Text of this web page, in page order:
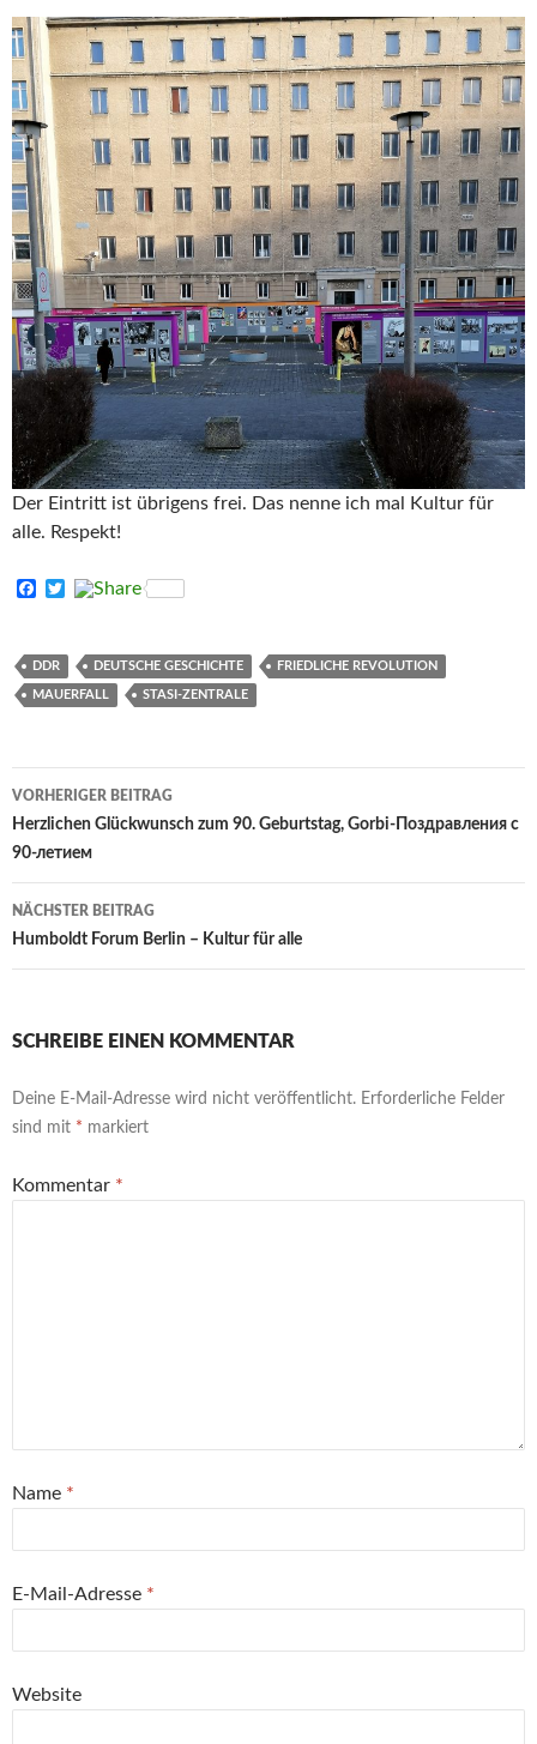
Der Eintritt ist übrigens frei. Das nenne ich mal Kultur für
alle. Respekt!
b
o
o
e
r
DDR DEUTSCHE GESCHICHTE FRIEDLICHE REVOLUTION
MAUERFALL STASI-ZENTRALE
Beitrags-
Navigation
VORHERIGER BEITRAG
Herzlichen Glückwunsch zum 90. Geburtstag, Gorbi-Поздравления с
90-летием
NÄCHSTER BEITRAG
Humboldt Forum Berlin – Kultur für alle
SCHREIBE EINEN KOMMENTAR
Deine E-Mail-Adresse wird nicht veröffentlicht. Erforderliche Felder
sind mit * markiert
Kommentar *
Name *
E-Mail-Adresse *
Website